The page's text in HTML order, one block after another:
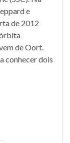
e
de 2012
de Oort.
conhecer dois